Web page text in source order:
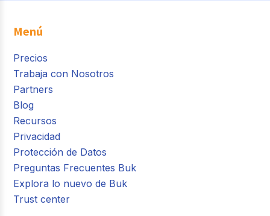
Menú
Precios
Trabaja con Nosotros
Partners
Blog
Recursos
Privacidad
Protección de Datos
Preguntas Frecuentes Buk
Explora lo nuevo de Buk
Trust center